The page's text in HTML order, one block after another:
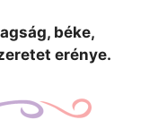
béke,
erénye.